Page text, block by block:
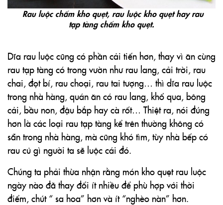
Rau luộc chấm kho quẹt, rau luộc kho quẹt hay rau
tạp tàng chấm kho quẹt.
Dĩa rau luộc cũng có phần cải tiến hơn, thay vì ăn cùng
rau tạp tàng có trong vườn như rau lang, cải trời, rau
chai, đọt bí, rau choại, rau tai tượng… thì dĩa rau luộc
trong nhà hàng, quán ăn có rau lang, khổ qua, bông
cải, bầu non, đậu bắp hay cà rốt… Thiệt ra, nói đúng
hơn là các loại rau tạp tàng kể trên thường không có
sẵn trong nhà hàng, mà cũng khó tìm, tùy nhà bếp có
rau củ gì người ta sẽ luộc cái đó.
Chúng ta phải thừa nhận rằng món kho quẹt rau luộc
ngày nào đã thay đổi ít nhiều để phù hợp với thời
điểm, chút “ sa hoa” hơn và ít “nghèo nàn” hơn.